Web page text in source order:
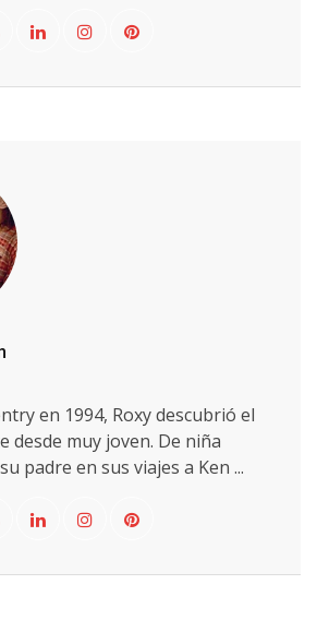
en 1994, Roxy descubrió el
desde muy joven. De niña
padre en sus viajes a Ken ...